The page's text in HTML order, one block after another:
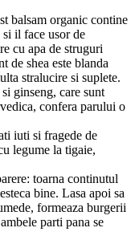
balsam organic contine
si il face usor de
cu apa de struguri
de shea este blanda
stralucire si suplete.
ginseng, care sunt
confera parului o
iuti si fragede de
legume la tigaie,
toarna continutul
bine. Lasa apoi sa
formeaza burgerii
parti pana se